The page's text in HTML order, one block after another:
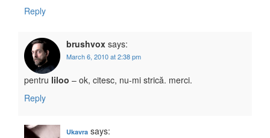
Reply
brushvox says:
March 6, 2010 at 2:38 pm
pentru liloo – ok, citesc, nu-mi strică. merci.
Reply
Ukavra says: